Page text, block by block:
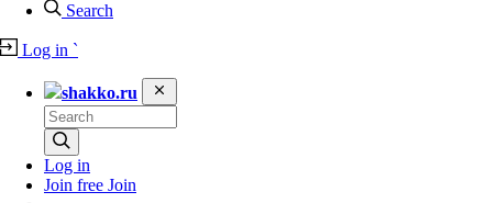
Search
Log in `
shakko.ru
Log in
Join free Join